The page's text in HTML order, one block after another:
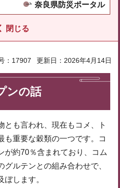
奈良県防災ポータル
閉じる
：17907 更新日：2026年4月14日
ンの話
とも言われ、現在もコメ、ト
も重要な穀類の一つです。コ
が約70％含まれており、コム
ルテンとの組み合わせで、
します。